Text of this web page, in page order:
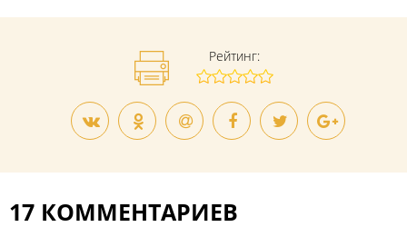
Рейтинг:
17 КОММЕНТАРИЕВ